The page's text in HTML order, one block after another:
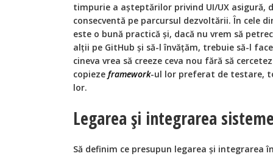
timpurie a așteptărilor privind UI/UX asigură,
consecventă pe parcursul dezvoltării. În cele
este o bună practică și, dacă nu vrem să
alții pe GitHub și să-l învățăm, trebuie să-l
cineva vrea să creeze ceva nou fără să
copieze framework-ul lor preferat de testare,
lor.
Legarea și integrarea
Să definim ce presupun legarea și integrarea